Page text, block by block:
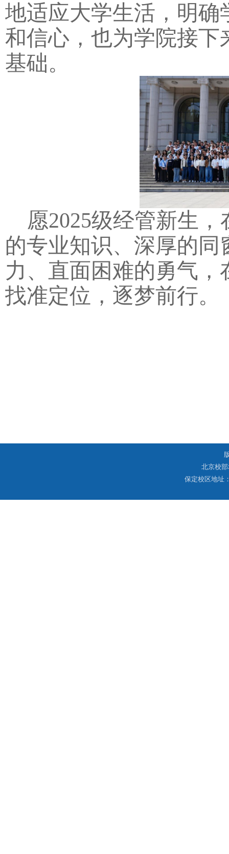
地适应大学生活，明
和信心，也为学院接
基础。
愿2025级经管新生
的专业知识、深厚的
力、直面困难的勇气
找准定位，逐梦前行。
北京校
保定校区地址